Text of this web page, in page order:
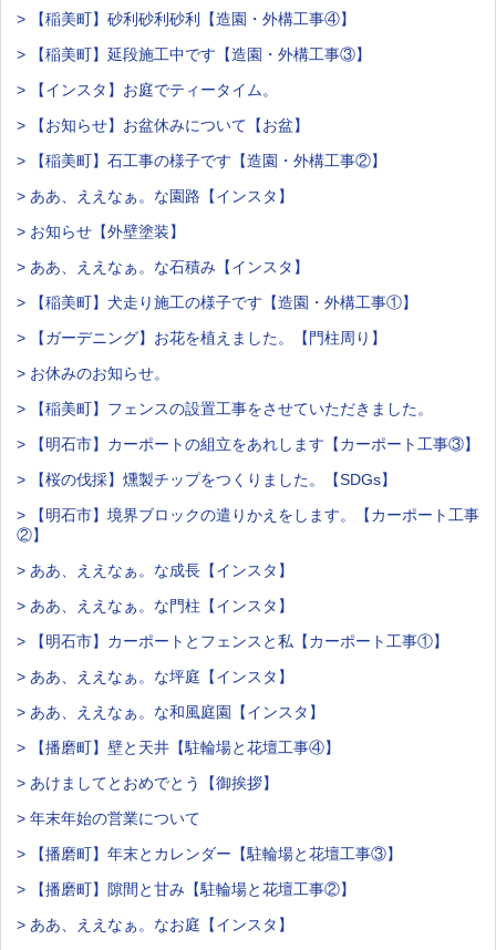
> 【稲美町】砂利砂利砂利【造園・外構工事④】
> 【稲美町】延段施工中です【造園・外構工事③】
> 【インスタ】お庭でティータイム。
> 【お知らせ】お盆休みについて【お盆】
> 【稲美町】石工事の様子です【造園・外構工事②】
> ああ、ええなぁ。な園路【インスタ】
> お知らせ【外壁塗装】
> ああ、ええなぁ。な石積み【インスタ】
> 【稲美町】犬走り施工の様子です【造園・外構工事①】
> 【ガーデニング】お花を植えました。【門柱周り】
> お休みのお知らせ。
> 【稲美町】フェンスの設置工事をさせていただきました。
> 【明石市】カーポートの組立をあれします【カーポート工事③】
> 【桜の伐採】燻製チップをつくりました。【SDGs】
> 【明石市】境界ブロックの遣りかえをします。【カーポート工事
②】
> ああ、ええなぁ。な成長【インスタ】
> ああ、ええなぁ。な門柱【インスタ】
> 【明石市】カーポートとフェンスと私【カーポート工事①】
> ああ、ええなぁ。な坪庭【インスタ】
> ああ、ええなぁ。な和風庭園【インスタ】
> 【播磨町】壁と天井【駐輪場と花壇工事④】
> あけましてとおめでとう【御挨拶】
> 年末年始の営業について
> 【播磨町】年末とカレンダー【駐輪場と花壇工事③】
> 【播磨町】隙間と甘み【駐輪場と花壇工事②】
> ああ、ええなぁ。なお庭【インスタ】